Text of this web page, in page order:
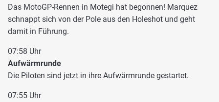
Das MotoGP-Rennen in Motegi hat begonnen! Marquez
schnappt sich von der Pole aus den Holeshot und geht
damit in Führung.
07:58 Uhr
Aufwärmrunde
Die Piloten sind jetzt in ihre Aufwärmrunde gestartet.
07:55 Uhr